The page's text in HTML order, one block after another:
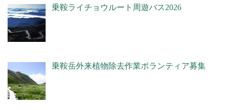
乗鞍ライチョウルート周遊バス2026
乗鞍岳外来植物除去作業ボランティア募集